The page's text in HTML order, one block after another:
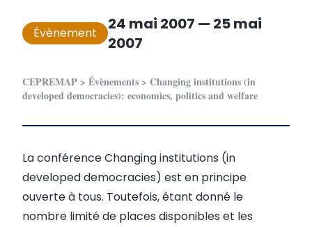
Évènement 24 mai 2007 — 25 mai
2007
CEPREMAP > Évènements > Changing institutions (in
developed democracies): economics, politics and welfare
La conférence Changing institutions (in
developed democracies) est en principe
ouverte à tous. Toutefois, étant donné le
nombre limité de places disponibles et les